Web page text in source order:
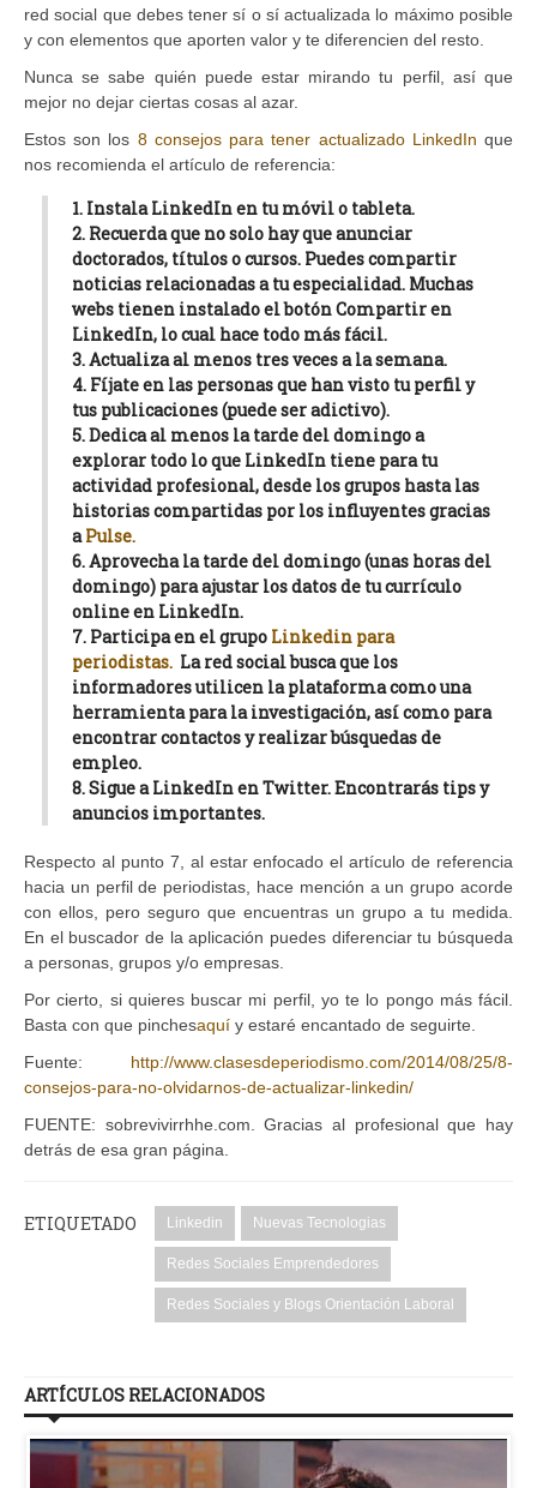
red social que debes tener sí o sí actualizada lo máximo posible
y con elementos que aporten valor y te diferencien del resto.
Nunca se sabe quién puede estar mirando tu perfil, así que
mejor no dejar ciertas cosas al azar.
Estos son los 8 consejos para tener actualizado LinkedIn que
nos recomienda el artículo de referencia:
1. Instala LinkedIn en tu móvil o tableta.
2. Recuerda que no solo hay que anunciar
doctorados, títulos o cursos. Puedes compartir
noticias relacionadas a tu especialidad. Muchas
webs tienen instalado el botón Compartir en
LinkedIn, lo cual hace todo más fácil.
3. Actualiza al menos tres veces a la semana.
4. Fíjate en las personas que han visto tu perfil y
tus publicaciones (puede ser adictivo).
5. Dedica al menos la tarde del domingo a
explorar todo lo que LinkedIn tiene para tu
actividad profesional, desde los grupos hasta las
historias compartidas por los influyentes gracias
aPulse.
6. Aprovecha la tarde del domingo (unas horas del
domingo) para ajustar los datos de tu currículo
online en LinkedIn.
7. Participa en el grupo Linkedin para
periodistas. La red social busca que los
informadores utilicen la plataforma como una
herramienta para la investigación, así como para
encontrar contactos y realizar búsquedas de
empleo.
8. Sigue a LinkedIn en Twitter. Encontrarás tips y
anuncios importantes.
Respecto al punto 7, al estar enfocado el artículo de referencia
hacia un perfil de periodistas, hace mención a un grupo acorde
con ellos, pero seguro que encuentras un grupo a tu medida.
En el buscador de la aplicación puedes diferenciar tu búsqueda
a personas, grupos y/o empresas.
Por cierto, si quieres buscar mi perfil, yo te lo pongo más fácil.
Basta con que pinchesaquí y estaré encantado de seguirte.
Fuente: http://www.clasesdeperiodismo.com/2014/08/25/8-
consejos-para-no-olvidarnos-de-actualizar-linkedin/
FUENTE: sobrevivirrhhe.com. Gracias al profesional que hay
detrás de esa gran página.
ETIQUETADO Linkedin Nuevas Tecnologias
Redes Sociales Emprendedores
Redes Sociales y Blogs Orientación Laboral
ARTÍCULOS RELACIONADOS